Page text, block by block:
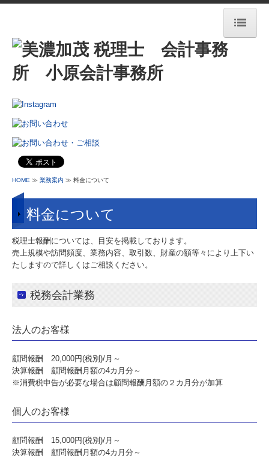
HOME
OCMが選ばれる理由
事務所ブログ
業務案内
業務案内
認定経営革新等支援機関
クラウド会計freee
相続税額の早見表
事務所案内
経営理念
税理士紹介
交通案内
セミナー案内
リンク集
HOME ≫ 業務案内 ≫ 料金について
料金について
税理士報酬については、目安を掲載しております。
売上規模や訪問頻度、業務内容、取引数、財産の額等々により上下い
たしますので詳しくはご相談ください。
税務会計業務
法人のお客様
顧問報酬 20,000円(税別)/月～
決算報酬 顧問報酬月額の4カ月分～
※消費税申告が必要な場合は顧問報酬月額の２カ月分が加算
個人のお客様
顧問報酬 15,000円(税別)/月～
決算報酬 顧問報酬月額の4カ月分～